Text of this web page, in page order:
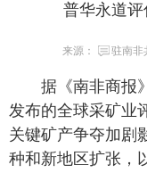
普华永道
来源：
驻南非
据《南非商报
发布的全球采矿业
关键矿产争夺加剧
种和新地区扩张，